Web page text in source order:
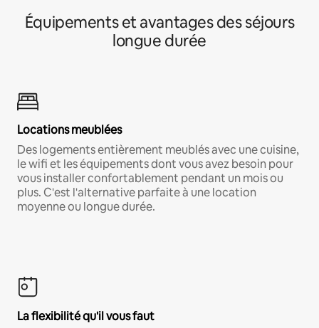
Équipements et avantages des séjours
longue durée
Locations meublées
Des logements entièrement meublés avec une cuisine,
le wifi et les équipements dont vous avez besoin pour
vous installer confortablement pendant un mois ou
plus. C'est l'alternative parfaite à une location
moyenne ou longue durée.
La flexibilité qu'il vous faut